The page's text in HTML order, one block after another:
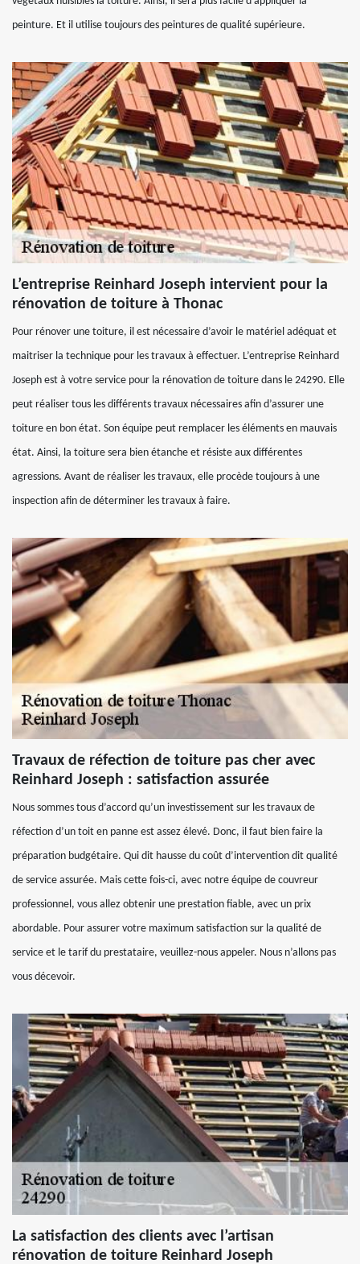
peinture. Et il utilise toujours des peintures de qualité supérieure.
L’entreprise Reinhard Joseph intervient pour la
rénovation de toiture à Thonac
Pour rénover une toiture, il est nécessaire d’avoir le matériel adéquat et
maitriser la technique pour les travaux à effectuer. L’entreprise Reinhard
Joseph est à votre service pour la rénovation de toiture dans le 24290. Elle
peut réaliser tous les différents travaux nécessaires afin d’assurer une
toiture en bon état. Son équipe peut remplacer les éléments en mauvais
état. Ainsi, la toiture sera bien étanche et résiste aux différentes
agressions. Avant de réaliser les travaux, elle procède toujours à une
inspection afin de déterminer les travaux à faire.
Travaux de réfection de toiture pas cher avec
Reinhard Joseph : satisfaction assurée
Nous sommes tous d’accord qu’un investissement sur les travaux de
réfection d’un toit en panne est assez élevé. Donc, il faut bien faire la
préparation budgétaire. Qui dit hausse du coût d’intervention dit qualité
de service assurée. Mais cette fois-ci, avec notre équipe de couvreur
professionnel, vous allez obtenir une prestation fiable, avec un prix
abordable. Pour assurer votre maximum satisfaction sur la qualité de
service et le tarif du prestataire, veuillez-nous appeler. Nous n’allons pas
vous décevoir.
La satisfaction des clients avec l’artisan
rénovation de toiture Reinhard Joseph